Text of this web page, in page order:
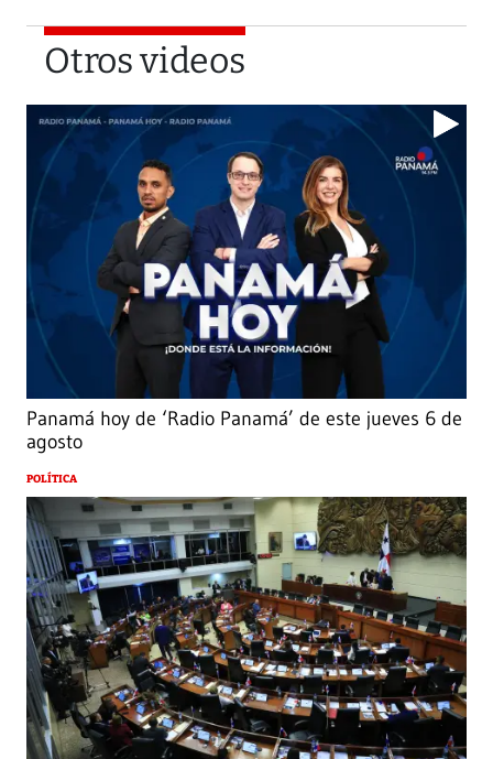
Otros videos
Panamá hoy de ‘Radio Panamá’ de este jueves 6 de
agosto
POLÍTICA